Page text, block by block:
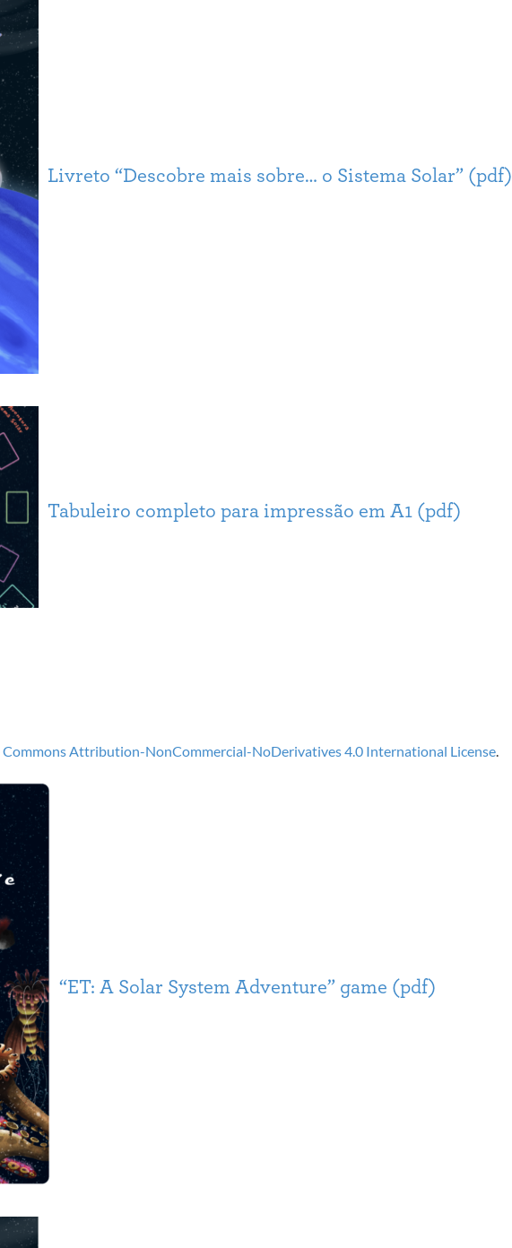
Livreto “Descobre mais sobre… o Sistema Solar” (pdf)
Tabuleiro completo para impressão em A1 (pdf)
Commons Attribution-NonCommercial-NoDerivatives 4.0 International License.
“ET: A Solar System Adventure” game (pdf)